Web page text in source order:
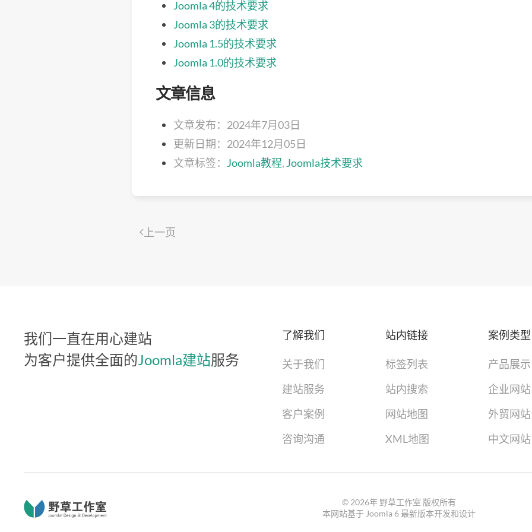
Joomla 4的技术要求
Joomla 3的技术要求
Joomla 1.5的技术要求
Joomla 1.0的技术要求
文章信息
文章发布：2024年7月03日
更新日期：2024年12月05日
文章标签： Joomla教程, Joomla技术要求
上一页
我们一直在用心建站
为客户提供全面的Joomla建站服务
了解我们
关于我们
建站服务
客户案例
咨询沟通
站内链接
标签列表
站内搜索
网站地图
XML地图
案例类型
产品展示
企业网站
外贸网站
中文网站
© 2026年 野草工作室 版权所有
本网站基于 Joomla 6最新版本开发和设计